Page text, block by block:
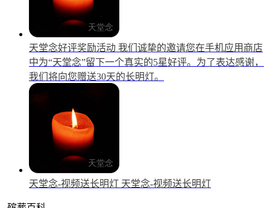
天堂念好评奖励活动 我们诚挚的邀请您在手机应用商店
中为“天堂念”留下一个真实的5星好评。为了表达感谢，
我们将向您赠送30天的长明灯。
天堂念-视频送长明灯 天堂念-视频送长明灯